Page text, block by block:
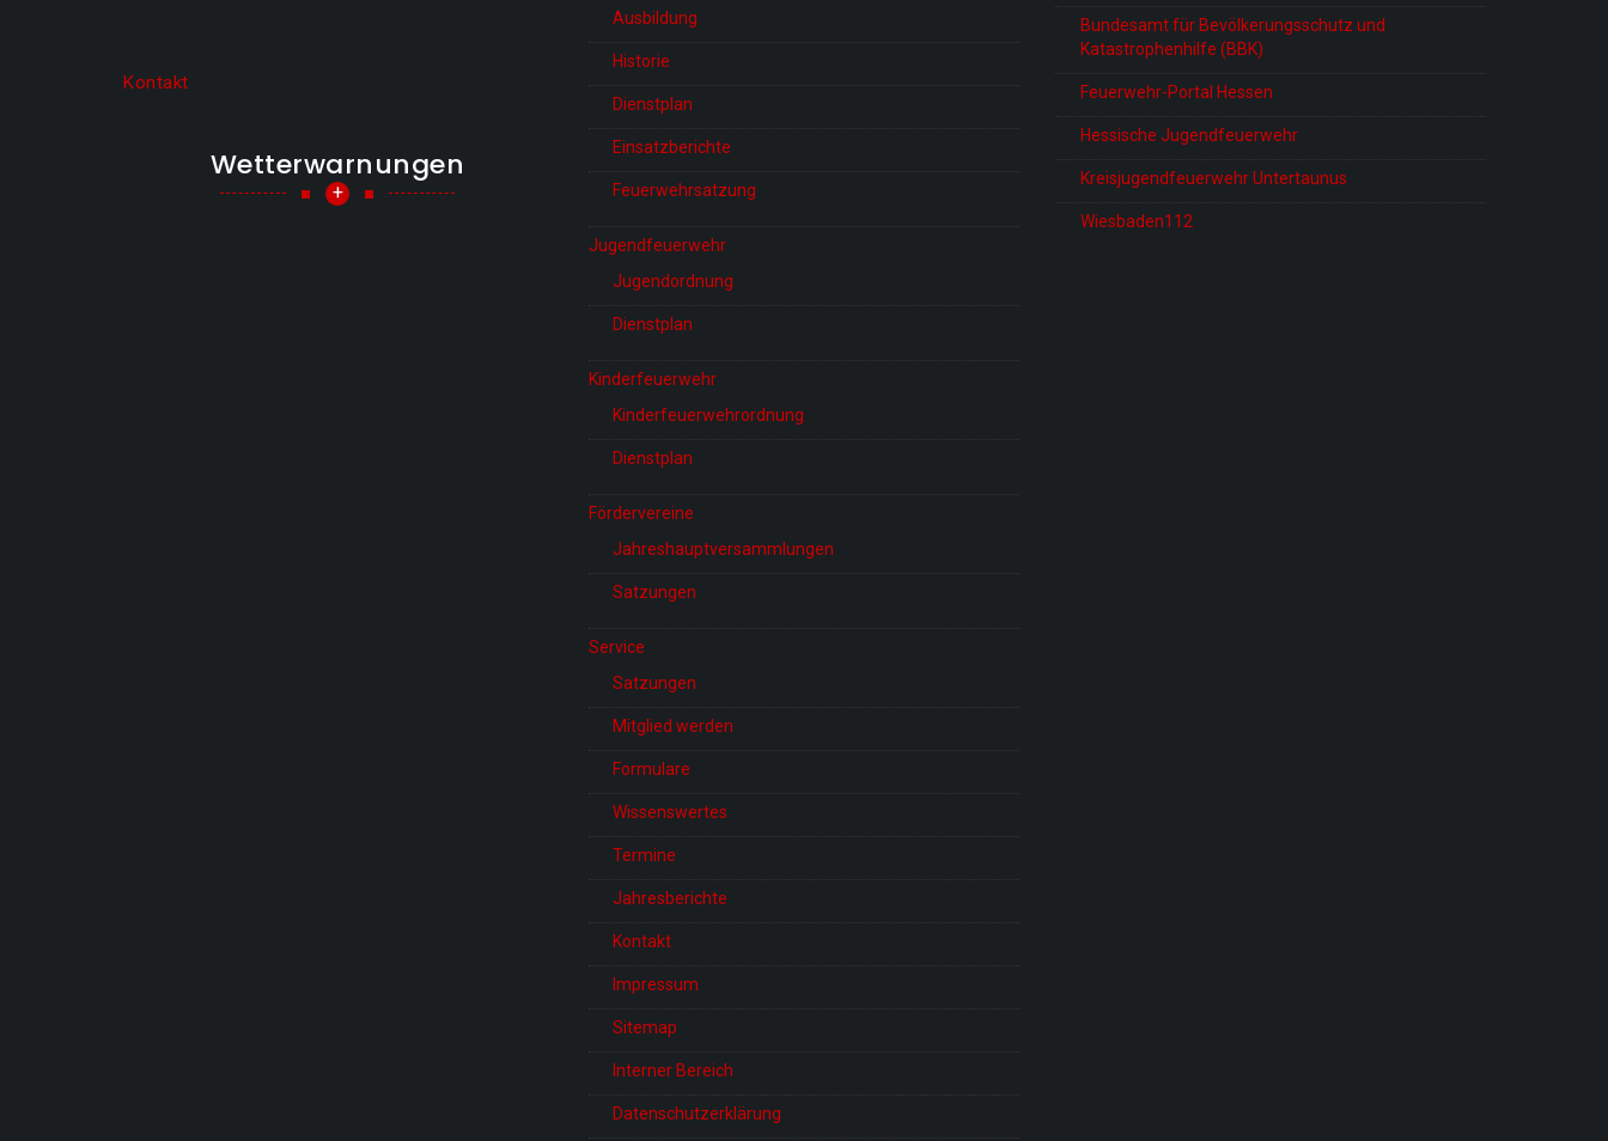
Kontakt
Wetterwarnungen
+
Ausbildung
Historie
Dienstplan
Einsatzberichte
Feuerwehrsatzung
Jugendfeuerwehr
Jugendordnung
Dienstplan
Kinderfeuerwehr
Kinderfeuerwehrordnung
Dienstplan
Fördervereine
Jahreshauptversammlungen
Satzungen
Service
Satzungen
Mitglied werden
Formulare
Wissenswertes
Termine
Jahresberichte
Kontakt
Impressum
Sitemap
Interner Bereich
Datenschutzerklärung
Bundesamt für Bevölkerungsschutz und
Katastrophenhilfe (BBK)
Feuerwehr-Portal Hessen
Hessische Jugendfeuerwehr
Kreisjugendfeuerwehr Untertaunus
Wiesbaden112